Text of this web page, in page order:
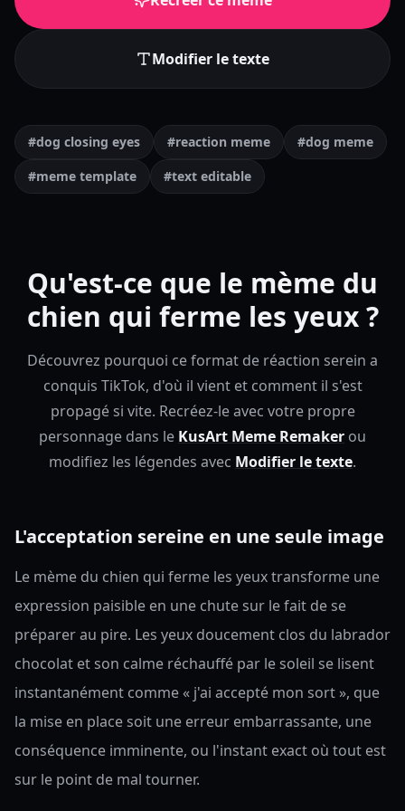
Modifier le texte
#dog closing eyes #reaction meme
#dog meme
#meme template
#text editable
Qu'est-ce que le mème du
chien qui ferme les yeux ?
Découvrez pourquoi ce format de réaction serein a
conquis TikTok, d'où il vient et comment il s'est
propagé si vite. Recréez-le avec votre propre
personnage dans le KusArt Meme Remaker ou
modifiez les légendes avec Modifier le texte.
L'acceptation sereine en une seule image
Le mème du chien qui ferme les yeux transforme une
expression paisible en une chute sur le fait de se
préparer au pire. Les yeux doucement clos du labrador
chocolat et son calme réchauffé par le soleil se lisent
instantanément comme « j'ai accepté mon sort », que
la mise en place soit une erreur embarrassante, une
conséquence imminente, ou l'instant exact où tout est
sur le point de mal tourner.